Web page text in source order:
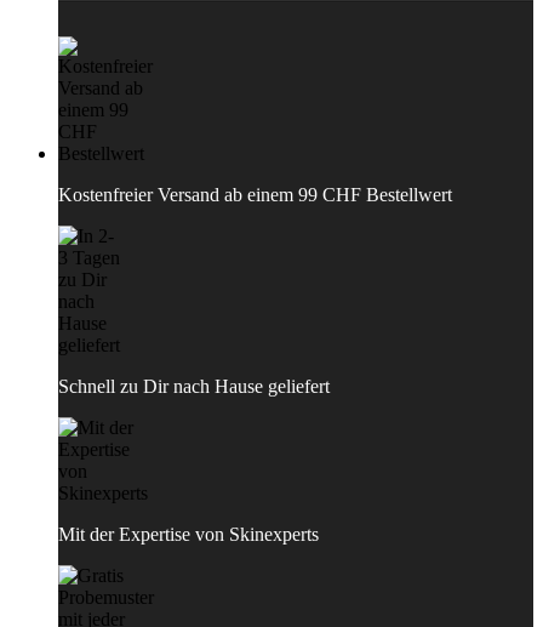
Kostenfreier Versand ab einem 99 CHF Bestellwert
Schnell zu Dir nach Hause geliefert
Mit der Expertise von Skinexperts